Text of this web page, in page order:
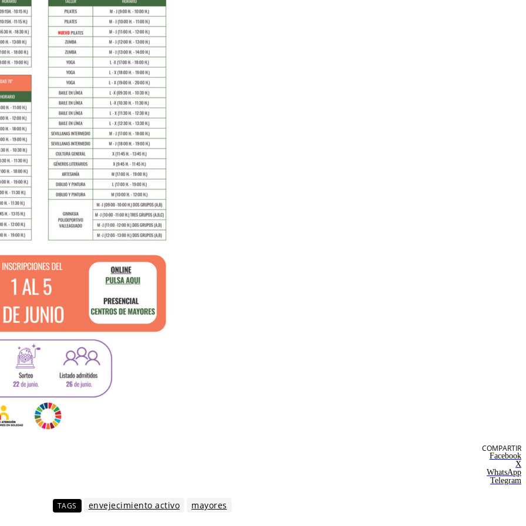
COMPARTIR
Facebook
X
WhatsApp
Telegram
TAGS envejecimiento activo mayores